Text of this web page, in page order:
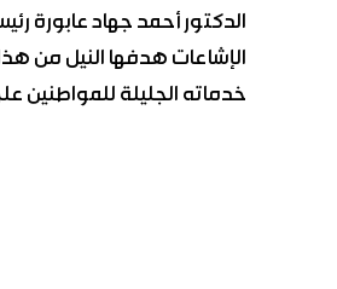
الدكتور أحمد جهاد عابورة
الإشاعات هدفها النيل من
خدماته الجليلة للمواطنين